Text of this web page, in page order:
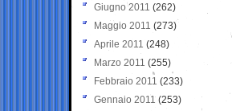
Giugno 2011 (262)
Maggio 2011 (273)
Aprile 2011 (248)
Marzo 2011 (255)
Febbraio 2011 (233)
Gennaio 2011 (253)